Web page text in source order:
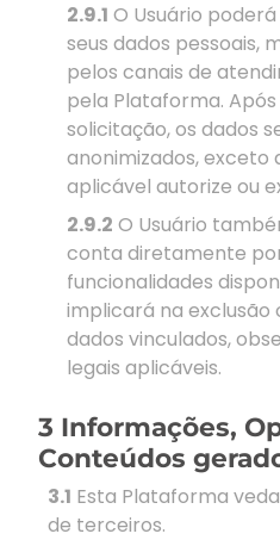
2.9.1 O Usuário
seus dados pessoais,
pelos canais de
pela Plataforma.
solicitação, os dados
anonimizados, exceto
aplicável autorize ou
2.9.2 O Usuário
conta diretamente
funcionalidades
implicará na exclusão
dados vinculados,
legais aplicáveis.
3 Informações,
Conteúdos
3.1 Esta Plataforma
de terceiros.